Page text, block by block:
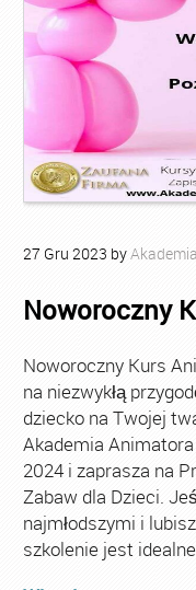
27 Gru 2023 by
Noworoczny
Noworoczny Kurs
na niezwykłą
dziecko na Twojej
Akademia
2024 i zaprasza na
Zabaw dla Dzieci.
najmłodszymi i
szkolenie jest